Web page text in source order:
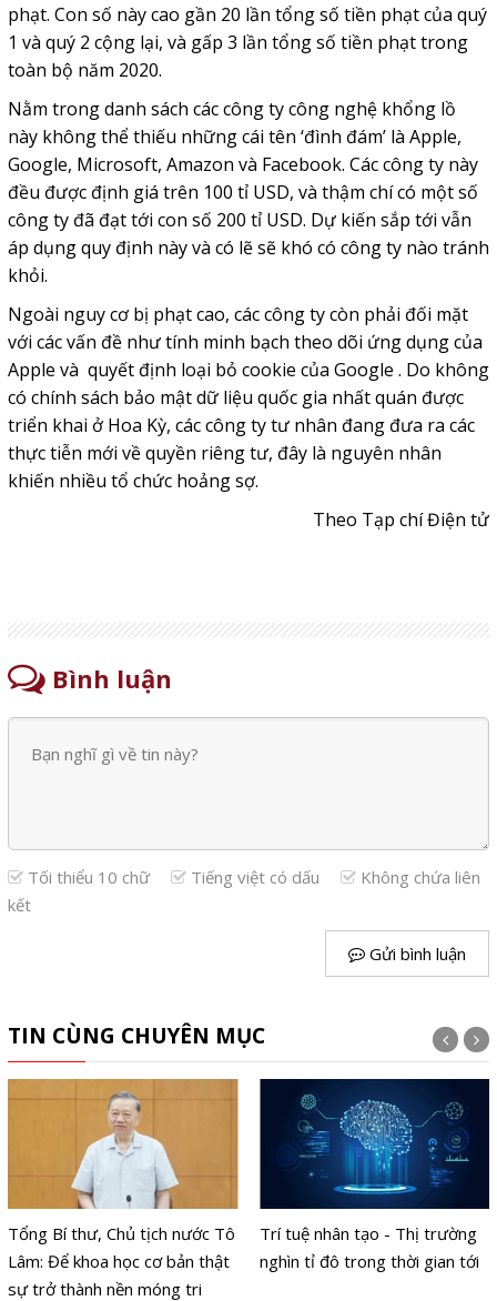
phạt. Con số này cao gần 20 lần tổng số tiền phạt của quý
1 và quý 2 cộng lại, và gấp 3 lần tổng số tiền phạt trong
toàn bộ năm 2020.
Nằm trong danh sách các công ty công nghệ khổng lồ
này không thể thiếu những cái tên ‘đình đám’ là Apple,
Google, Microsoft, Amazon và Facebook. Các công ty này
đều được định giá trên 100 tỉ USD, và thậm chí có một số
công ty đã đạt tới con số 200 tỉ USD. Dự kiến sắp tới vẫn
áp dụng quy định này và có lẽ sẽ khó có công ty nào tránh
khỏi.
Ngoài nguy cơ bị phạt cao, các công ty còn phải đối mặt
với các vấn đề như tính minh bạch theo dõi ứng dụng của
Apple và quyết định loại bỏ cookie của Google . Do không
có chính sách bảo mật dữ liệu quốc gia nhất quán được
triển khai ở Hoa Kỳ, các công ty tư nhân đang đưa ra các
thực tiễn mới về quyền riêng tư, đây là nguyên nhân
khiến nhiều tổ chức hoảng sợ.
Theo Tạp chí Điện tử
Bình luận
Tối thiểu 10 chữ Tiếng việt có dấu
Không chứa liên
kết
Gửi bình luận
TIN CÙNG CHUYÊN MỤC
Tổng Bí thư, Chủ tịch nước Tô
Lâm: Để khoa học cơ bản thật
sự trở thành nền móng tri
Trí tuệ nhân tạo - Thị trường
nghìn tỉ đô trong thời gian tới